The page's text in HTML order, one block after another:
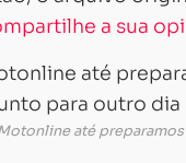
a sua
até